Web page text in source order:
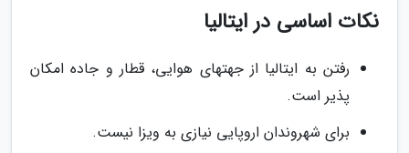
نکات اساسی در ایتالیا
رفتن به ایتالیا از جهتهای هوایی، قطار و جاده امکان
پذیر است.
برای شهروندان اروپایی نیازی به ویزا نیست.